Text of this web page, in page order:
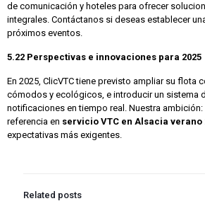
de comunicación y hoteles para ofrecer
integrales. Contáctanos si deseas establecer
próximos eventos.
5.22 Perspectivas e innovaciones para 2025
En 2025, ClicVTC tiene previsto ampliar su flota
cómodos y ecológicos, e introducir un sistema
notificaciones en tiempo real. Nuestra
referencia en servicio VTC en Alsacia verano
expectativas más exigentes.
Related posts